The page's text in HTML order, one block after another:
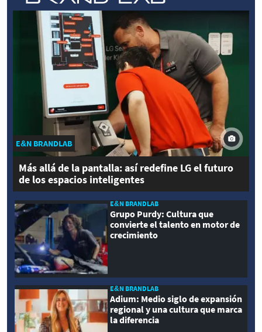
E&N BRANDLAB
Más allá de la pantalla: así redefine LG el futuro
de los espacios inteligentes
E&N BRANDLAB
Grupo Purdy: Cultura que
convierte el talento en motor de
crecimiento
E&N BRANDLAB
Adium: Medio siglo de expansión
regional y una cultura que marca
la diferencia